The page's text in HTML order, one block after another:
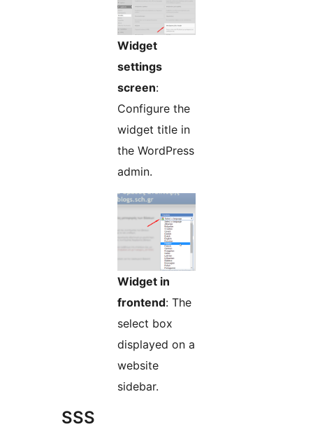
Widget
settings
screen:
Configure the
widget title in
the WordPress
admin.
Widget in
frontend: The
select box
displayed on a
website
sidebar.
SSS